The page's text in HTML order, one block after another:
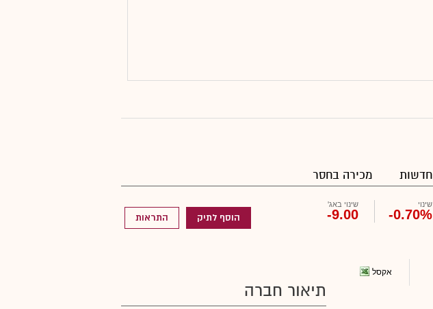
חדשות מכירה בחסר
שינוי
-0.70%
שינוי באג'
-9.00 הוסף לתיק התראות
אקסל
תיאור חברה